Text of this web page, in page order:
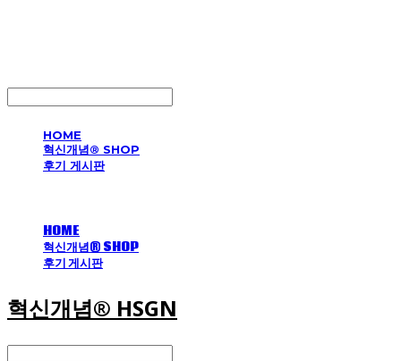
HOME
혁신개념® SHOP
후기 게시판
HOME
혁신개념® SHOP
후기 게시판
혁신개념® HSGN